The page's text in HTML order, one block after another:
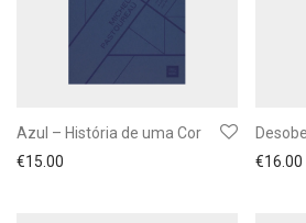
Azul – História de uma Cor
€15.00
€16.00